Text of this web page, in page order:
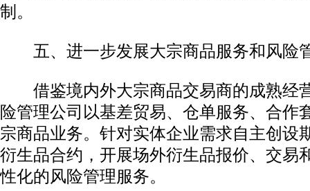
制。
五、进一步发展大宗商品服务和风险
借鉴境内外大宗商品交易商的成熟经
险管理公司以基差贸易、仓单服务、合作
宗商品业务。针对实体企业需求自主创设
衍生品合约，开展场外衍生品报价、交易
性化的风险管理服务。